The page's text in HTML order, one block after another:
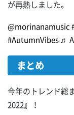
が再熱しました。
@morinanamusic
#AutumnVibes ♬
まとめ
今年のトレンド総
2022』！